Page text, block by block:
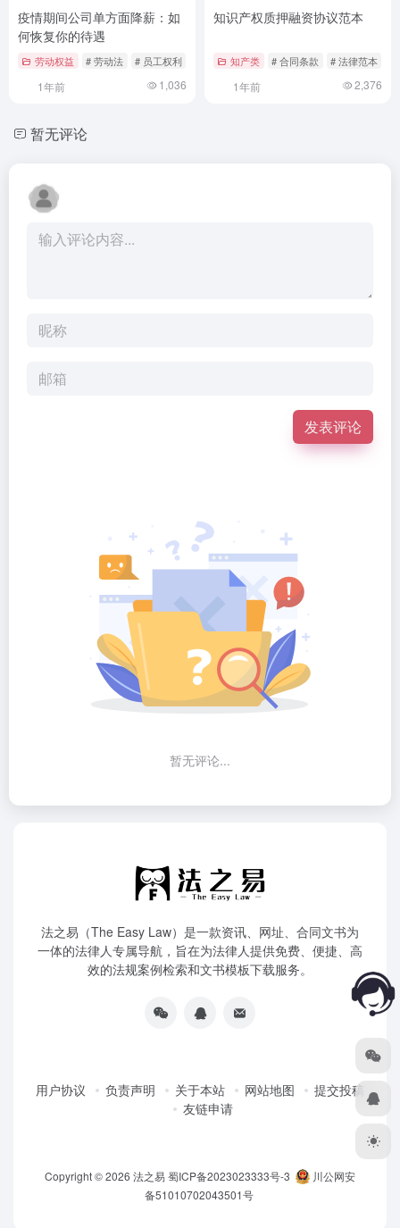
疫情期间公司单方面降薪：如
何恢复你的待遇
劳动权益 # 劳动法 # 员工权利 # 法律指南
1年前 1,036
知识产权质押融资协议范本
知产类 # 合同条款 # 法律范本
1年前 2,376
暂无评论
发表评论
暂无评论...
法之易（The Easy Law）是一款资讯、网址、合同文书为
一体的法律人专属导航，旨在为法律人提供免费、便捷、高
效的法规案例检索和文书模板下载服务。
用户协议 负责声明 关于本站 网站地图
提交投稿
友链申请
Copyright © 2026 法之易蜀ICP备2023023333号-3
川公网安
备51010702043501号